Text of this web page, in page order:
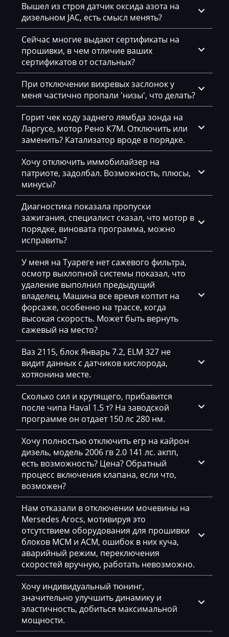
Dewulf
Dieci
Dodge
Dongfeng
Doosan
Doppstadt
Dynapac
EcoLog
Eggersmann
Exeed
Extreme moto
Faresin
Farmtrac
FAW
Fendt
Fiat
Ford
Foton
Freightliner
Furukawa
GAC
Geely
Gehl
Genie
Genset
GMC
Great Wall
Grove
Groz
Hafei
Haima
Hamm
Hatz
Вышел из строя датчик оксида азота на
дизельном JAC, есть смысл менять?
Сейчас многие выдают сертификаты на
прошивки, в чем отличие ваших
сертификатов от остальных?
При отключении вихревых заслонок у
меня частично пропали 'низы', что делать?
Горит чек коду заднего лямбда зонда на
Ларгусе, мотор Рено К7М. Отключить или
заменить? Катализатор вроде в порядке.
Хочу отключить иммобилайзер на
патриоте, задолбал. Возможность, плюсы,
минусы?
Диагностика показала пропуски
зажигания, специалист сказал, что мотор в
порядке, виновата программа, можно
исправить?
У меня на Туареге нет сажевого фильтра,
осмотр выхлопной системы показал, что
удаление выполнил предыдущий
владелец. Машина все время коптит на
форсаже, особенно на трассе, когда
высокая скорость. Может быть вернуть
сажевый на место?
Ваз 2115, блок Январь 7.2, ELM 327 не
видит данных с датчиков кислорода,
хотяонина месте.
Сколько сил и крутящего, прибавится
после чипа Haval 1.5 т? На заводской
программе он отдает 150 лс 280 нм.
Хочу полностью отключить егр на кайрон
дизель, модель 2006 гв 2.0 141 лс. акпп,
есть возможность? Цена? Обратный
процесс включения клапана, если что,
возможен?
Нам отказали в отключении мочевины на
Mersedes Arocs, мотивируя это
отсутствием оборудования для прошивки
блоков MCM и ACM, ошибок в них куча,
аварийный режим, переключения
скоростей вручную, работать невозможно.
Хочу индивидуальный тюнинг,
значительно улучшить динамику и
эластичность, добиться максимальной
мощности.